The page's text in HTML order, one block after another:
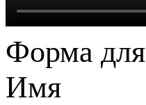
Форма
Имя